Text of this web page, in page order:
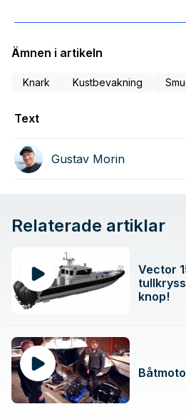
Ämnen i artikeln
Knark Kustbevakning
Text
Gustav Morin
Relaterade artiklar
Vector
knop!